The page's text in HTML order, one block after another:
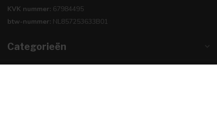
KVK nummer: 67984495
btw-nummer: NL857253633B01
Categorieën